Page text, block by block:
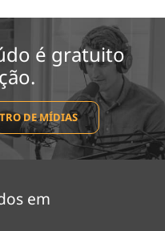
é gratuito
DE MÍDIAS
em